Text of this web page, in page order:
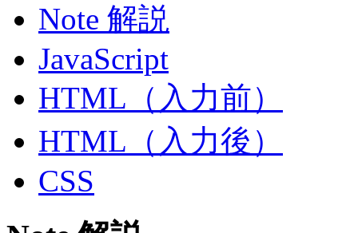
Note 解説
JavaScript
HTML（入力前）
HTML（入力後）
CSS